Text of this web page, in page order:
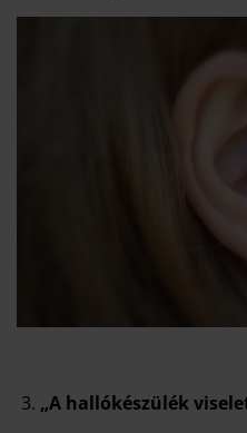
3. „A hallókészülék